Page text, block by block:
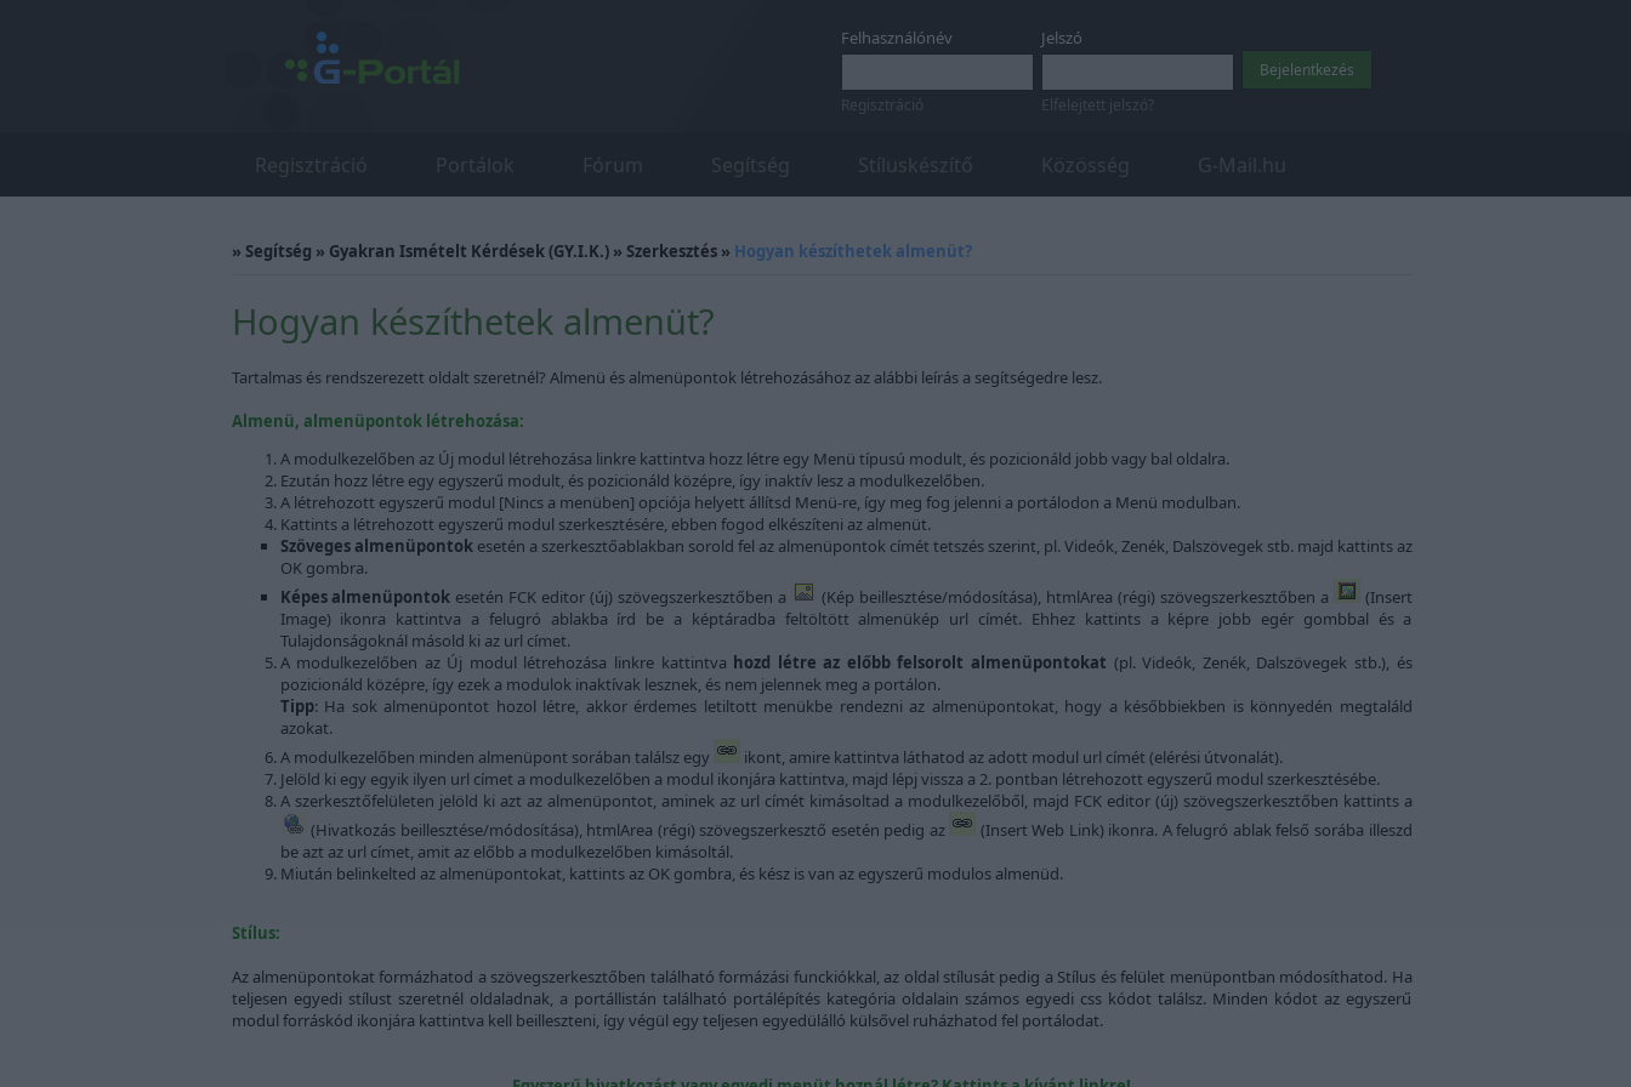
Felhasználónév
Regisztráció
Jelszó
Elfelejtett jelszó?
Regisztráció Portálok Fórum Segítség Stíluskészítő Közösség G-Mail.hu
» Segítség » Gyakran Ismételt Kérdések (GY.I.K.)» Szerkesztés» Hogyan készíthetek almenüt?
Hogyan készíthetek almenüt?
Tartalmas és rendszerezett oldalt szeretnél? Almenü és almenüpontok létrehozásához az alábbi leírás a segítségedre lesz.
Almenü, almenüpontok létrehozása:
A modulkezelőben az Új modul létrehozása linkre kattintva hozz létre egy Menü típusú modult, és pozicionáld jobb vagy bal oldalra.
Ezután hozz létre egy egyszerű modult, és pozicionáld középre, így inaktív lesz a modulkezelőben.
A létrehozott egyszerű modul [Nincs a menüben] opciója helyett állítsd Menü-re, így meg fog jelenni a portálodon a Menü modulban.
Kattints a létrehozott egyszerű modul szerkesztésére, ebben fogod elkészíteni az almenüt.
Szöveges almenüpontokesetén a szerkesztőablakban sorold fel az almenüpontok címét tetszés szerint, pl. Videók, Zenék, Dalszövegek stb. majd kattints az
OK gombra.
Képes almenüpontok esetén FCK editor (új) szövegszerkesztőben a (Kép beillesztése/módosítása), htmlArea (régi) szövegszerkesztőben a
(Insert
Image) ikonra kattintva a felugró ablakba írd be a képtáradba feltöltött almenükép url címét. Ehhez kattints a képre jobb egér gombbal és a
Tulajdonságoknál másold ki az url címet.
A modulkezelőben az Új modul létrehozása linkre kattintva hozd létre az előbb felsorolt almenüpontokat (pl. Videók, Zenék, Dalszövegek stb.), és
pozicionáld középre, így ezek a modulok inaktívak lesznek, és nem jelennek meg a portálon.
Tipp: Ha sok almenüpontot hozol létre, akkor érdemes letiltott menükbe rendezni az almenüpontokat, hogy a későbbiekben is könnyedén megtaláld
azokat.
A modulkezelőben minden almenüpont sorában találsz egy
ikont, amire kattintva láthatod az adott modul url címét (elérési útvonalát).
Jelöld ki egy egyik ilyen url címet a modulkezelőben a modul ikonjára kattintva, majd lépj vissza a 2. pontban létrehozott egyszerű modul szerkesztésébe.
A szerkesztőfelületen jelöld ki azt az almenüpontot, aminek az url címét kimásoltad a modulkezelőből, majd FCK editor (új) szövegszerkesztőben kattints a
(Hivatkozás beillesztése/módosítása), htmlArea (régi) szövegszerkesztő esetén pedig az
(Insert Web Link) ikonra. A felugró ablak felső sorába illeszd
be azt az url címet, amit az előbb a modulkezelőben kimásoltál.
Miután belinkelted az almenüpontokat, kattints az OK gombra, és kész is van az egyszerű modulos almenüd.
Stílus:
Az almenüpontokat formázhatod a szövegszerkesztőben található formázási funckiókkal, az oldal stílusát pedig a Stílus és felület menüpontban módosíthatod. Ha
teljesen egyedi stílust szeretnél oldaladnak, a portállistán található portálépítés kategória oldalain számos egyedi css kódot találsz. Minden kódot az egyszerű
modul forráskód ikonjára kattintva kell beilleszteni, így végül egy teljesen egyedülálló külsővel ruházhatod fel portálodat.